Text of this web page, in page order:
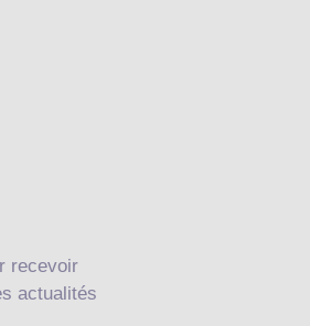
recevoir
actualités